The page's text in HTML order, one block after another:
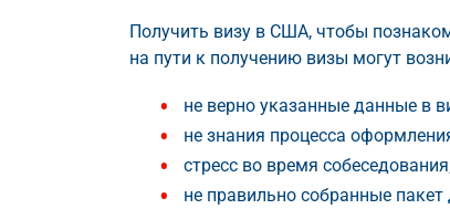
Получить визу в США, чтобы
на пути к получению визы могут
не верно указанные данные в
не знания процесса
стресс во время
не правильно собранные пакет